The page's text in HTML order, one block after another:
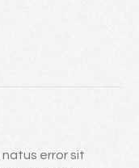
error sit